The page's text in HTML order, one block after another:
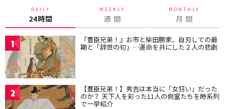
DAILY
24時間
WEEKLY
週 間
MONTHLY
月 間
1 『豊臣兄弟！』お市と柴田勝家、自刃しての最
期と「辞世の句」…運命を共にした２人の悲劇
2 【豊臣兄弟！】秀吉は本当に「女狂い」だった
のか？ 天下人を彩った11人の側室たちを時系列
で一挙紹介